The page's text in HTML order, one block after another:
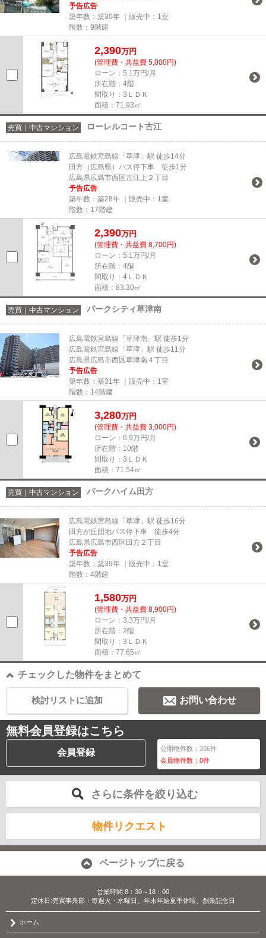
予告広告
築年数：築30年 ｜販売中： 1室
階数：9階建
2,390万円
(管理費・共益費 5,000円)
ローン：5.1万円/月
所在階：4階
間取り：3ＬＤＫ
面積：71.93㎡
売買｜中古マンション ローレルコート古江
広島電鉄宮島線「草津」駅 徒歩14分
田方（広島県）バス停下車 徒歩1分
広島県広島市西区古江上２丁目
予告広告
築年数：築28年 ｜販売中： 1室
階数：17階建
2,390万円
(管理費・共益費 8,700円)
ローン：5.1万円/月
所在階：4階
間取り：4ＬＤＫ
面積：83.30㎡
売買｜中古マンション パークシティ草津南
広島電鉄宮島線「草津南」駅 徒歩1分
広島電鉄宮島線「草津」駅 徒歩11分
広島県広島市西区草津南４丁目
予告広告
築年数：築31年 ｜販売中： 1室
階数：14階建
3,280万円
(管理費・共益費 3,000円)
ローン：6.9万円/月
所在階：10階
間取り：3ＬＤＫ
面積：71.54㎡
売買｜中古マンション パークハイム田方
広島電鉄宮島線「草津」駅 徒歩16分
田方が丘団地バス停下車 徒歩4分
広島県広島市西区田方２丁目
予告広告
築年数：築39年 ｜販売中： 1室
階数：4階建
1,580万円
(管理費・共益費 8,900円)
ローン：3.3万円/月
所在階：2階
間取り：3ＬＤＫ
面積：77.65㎡
チェックした物件をまとめて
お問い合わせ
検討リストに追加
無料会員登録はこちら
会員登録 公開物件数：306件
会員物件数：0件
さらに条件を絞り込む
物件リクエスト
ページトップに戻る
営業時間:8：30～18：00
定休日:売買事業部：毎週火・水曜日、年末年始夏季休暇、創業記念日
ホーム